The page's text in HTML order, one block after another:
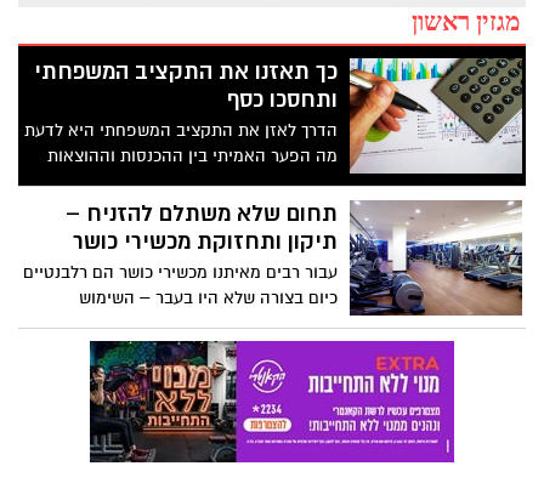
מגזין ראשון
כך תאזנו את התקציב המשפחתי
ותחסכו כסף
הדרך לאזן את התקציב המשפחתי היא לדעת
מה הפער האמיתי בין ההכנסות וההוצאות
ולצמצם אותו בעזרת הידוק החגורה במקומות
הנכונים. למזלנו, יש כלים שיכולים לעזור והמון
טיפים שאפשר ליישם באופן מיידי
תחום שלא משתלם להזניח –
תיקון ותחזוקת מכשירי כושר
עבור רבים מאיתנו מכשירי כושר הם רלבנטיים
כיום בצורה שלא היו בעבר – השימוש
במכשירי כושר הופך להיות דרך מרכזית
ונפוצה יותר ויותר לשמירה על הכושר וחיזוק
השרירים, מכשירי כושר ביתיים רבים נמכרים
כיום במחירים אטרקטיביים אשר הופכים את
רכישתם למתבקשת במיוחד וחדרי כושר
קטנים או גדולים נפתחים חדשות לבקרים